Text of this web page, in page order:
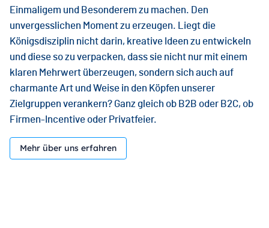
Einmaligem und Besonderem zu machen. Den
unvergesslichen Moment zu erzeugen. Liegt die
Königsdisziplin nicht darin, kreative Ideen zu entwickeln
und diese so zu verpacken, dass sie nicht nur mit einem
klaren Mehrwert überzeugen, sondern sich auch auf
charmante Art und Weise in den Köpfen unserer
Zielgruppen verankern? Ganz gleich ob B2B oder B2C, ob
Firmen-Incentive oder Privatfeier.
Mehr über uns erfahren